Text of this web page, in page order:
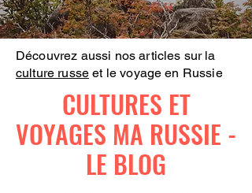
Découvrez aussi nos articles sur la
culture russe et le voyage en Russie
CULTURES ET
VOYAGES MA RUSSIE -
LE BLOG